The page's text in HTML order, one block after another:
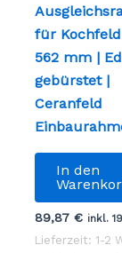
für
562 mm |
gebürstet |
Ceranfeld
In den
89,87€ inkl.
Lieferzeit: 1-2